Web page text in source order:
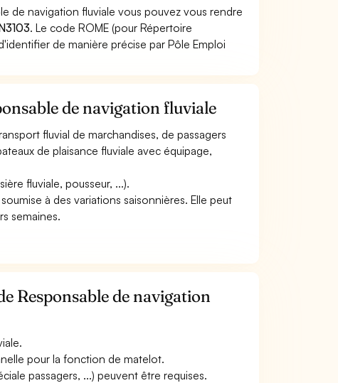
de navigation fluviale vous pouvez vous rendre
. Le code ROME (pour Répertoire
de manière précise par Pôle Emploi
de navigation fluviale
fluvial de marchandises, de passagers
de plaisance fluviale avec équipage,
fluviale, pousseur, ...).
à des variations saisonnières. Elle peut
semaines.
Responsable de navigation
pour la fonction de matelot.
passagers, ...) peuvent être requises.